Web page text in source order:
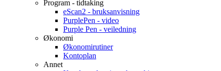
Program - tidtaking
eScan2 - bruksanvisning
PurplePen - video
Purple Pen - veiledning
Økonomi
Økonomirutiner
Kontoplan
Annet